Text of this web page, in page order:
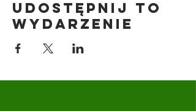
Udostępnij to
wydarzenie